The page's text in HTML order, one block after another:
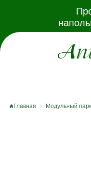
напольных
из
дерева
Главная Модульный